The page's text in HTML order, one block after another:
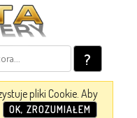
?
pliki Cookie. Aby
OK, ZROZUMIAŁEM